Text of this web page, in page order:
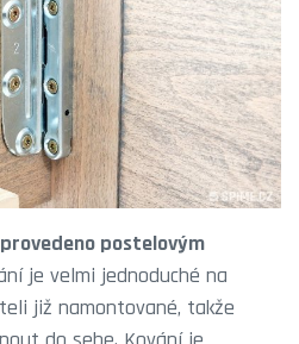
postelovým
je velmi jednoduché na
již namontované, takže